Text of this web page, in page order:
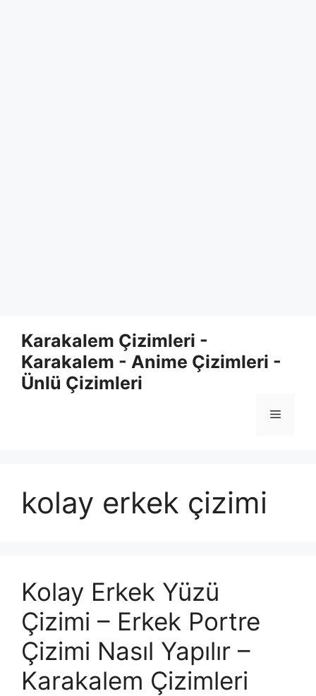
content
Karakalem Çizimleri -
Karakalem - Anime Çizimleri -
Ünlü Çizimleri
Menu
kolay erkek çizimi
Kolay Erkek Yüzü
Çizimi – Erkek Portre
Çizimi Nasıl Yapılır –
Karakalem Çizimleri